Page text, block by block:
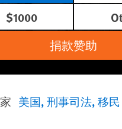
$1000
捐款赞助
美国 刑事司法 移民